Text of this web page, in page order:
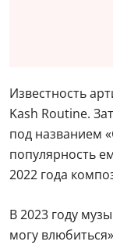
Известность
Kash Routine.
под названием
популярность
2022 года
В 2023 году
могу